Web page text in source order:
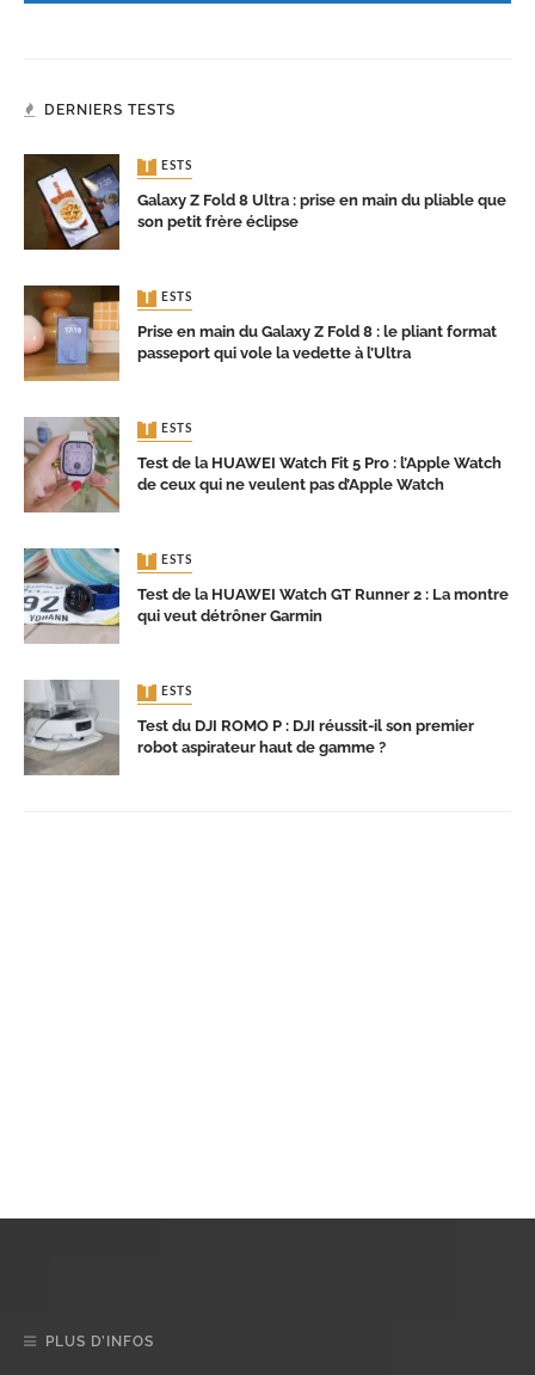
DERNIERS TESTS
TESTS
Galaxy Z Fold 8 Ultra : prise en main du pliable que
son petit frère éclipse
TESTS
Prise en main du Galaxy Z Fold 8 : le pliant format
passeport qui vole la vedette à l’Ultra
TESTS
Test de la HUAWEI Watch Fit 5 Pro : l’Apple Watch
de ceux qui ne veulent pas d’Apple Watch
TESTS
Test de la HUAWEI Watch GT Runner 2 : La montre
qui veut détrôner Garmin
TESTS
Test du DJI ROMO P : DJI réussit-il son premier
robot aspirateur haut de gamme ?
PLUS D’INFOS